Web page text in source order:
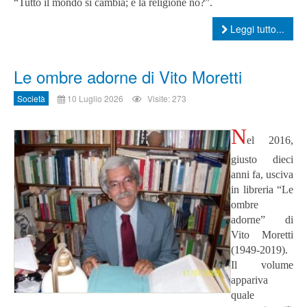
“Tutto il mondo si cambia; e la religione no?”.
Leggi tutto...
Le ombre adorne di Vito Moretti
Società 10 Luglio 2026 Visite: 273
Nel 2016,
giusto dieci
anni fa, usciva
in libreria “Le
ombre
adorne” di
Vito Moretti
(1949-2019).
Il volume
appariva
quale